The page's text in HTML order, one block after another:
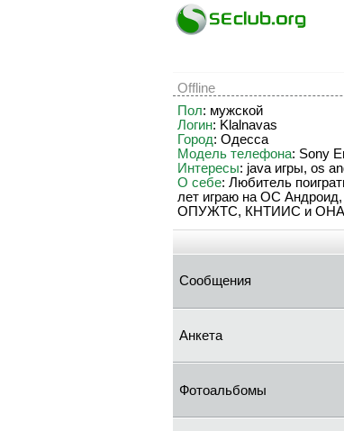
Offline
Пол: мужской
Логин: Klalnavas
Город: Одесса
Модель телефона: Sony
Интересы: java игры, os
О себе: Любитель
лет играю на ОС
ОПУЖТС, КНТИИС и
Сообщения
Анкета
Фотоальбомы